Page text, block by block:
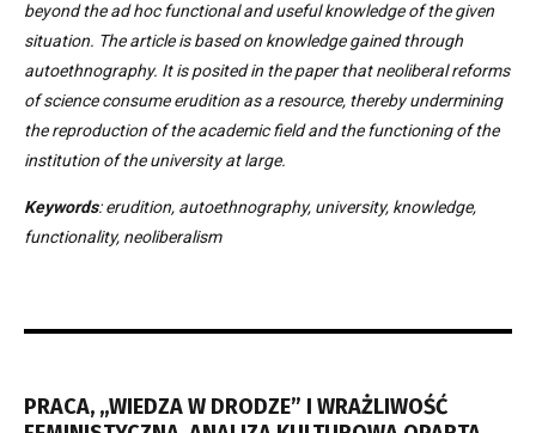
beyond the ad hoc functional and useful knowledge of the given
situation. The article is based on knowledge gained through
autoethnography. It is posited in the paper that neoliberal reforms
of science consume erudition as a resource, thereby undermining
the reproduction of the academic field and the functioning of the
institution of the university at large.
Keywords: erudition, autoethnography, university, knowledge,
functionality, neoliberalism
PRACA, „WIEDZA W DRODZE” I WRAŻLIWOŚĆ